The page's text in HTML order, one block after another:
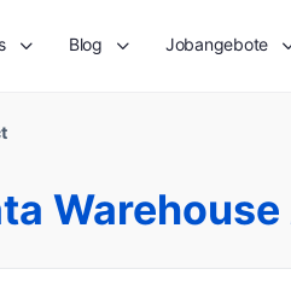
Blog Jobangebote